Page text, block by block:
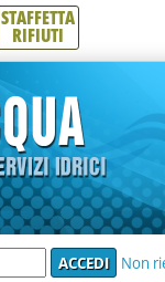
STAFFETTA
RIFIUTI
Non